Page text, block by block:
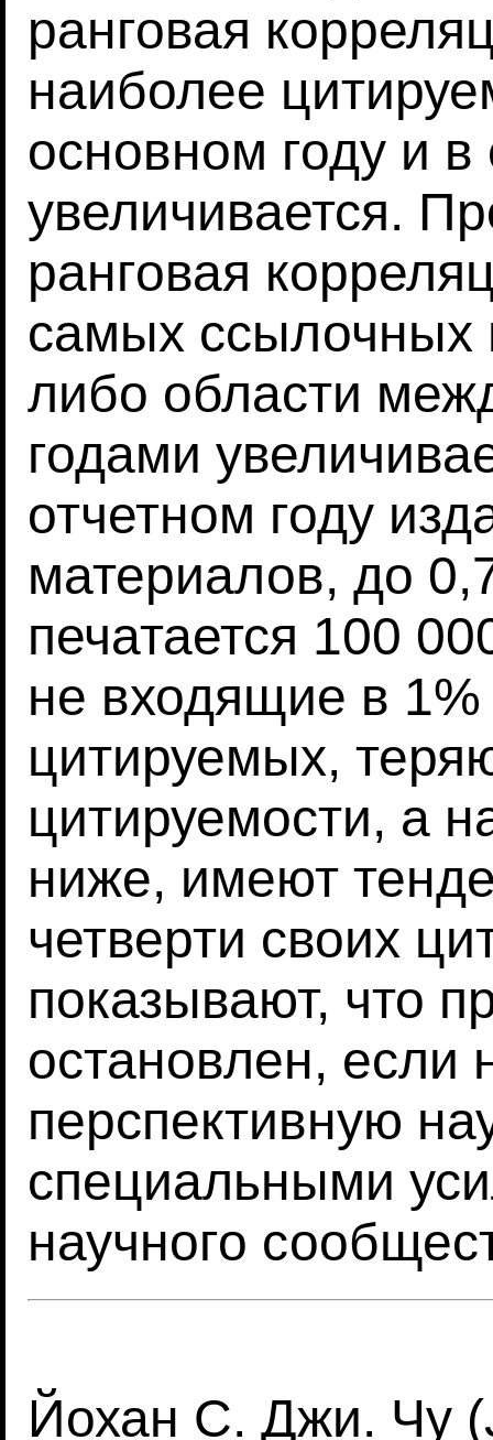
ранговая
наиболее
основном году и
увеличивается.
ранговая
самых ссылочных
либо области
годами
отчетном году
материалов, до
печатается 100
не входящие в
цитируемых,
цитируемости, а
ниже, имеют
четверти своих
показывают, что
остановлен, если
перспективную
специальными
научного
Йохан С. Джи. Чу